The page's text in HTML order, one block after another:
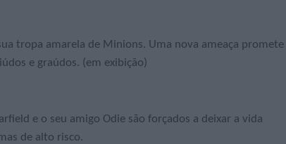
tropa amarela de Minions. Uma nova ameaça promete
e graúdos. (em exibição)
e o seu amigo Odie são forçados a deixar a vida
de alto risco.